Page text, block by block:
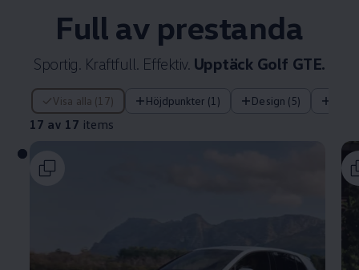
Full av prestanda
Sportig. Kraftfull. Effektiv. Upptäck Golf GTE.
Visa alla (17) Höjdpunkter (1) Design (5)
17 av 17 items
17 av 17 items